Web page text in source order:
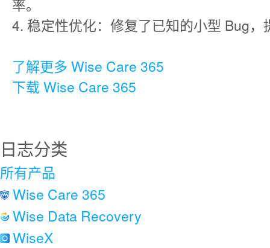
率。
4. 稳定性优化：修复了已知的小型 Bug
了解更多 Wise Care 365
下载 Wise Care 365
日志分类
所有产品
Wise Care 365
Wise Data Recovery
WiseX